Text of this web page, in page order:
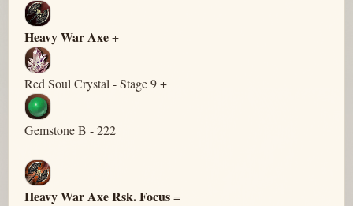
Heavy War Axe+
Red Soul Crystal - Stage 9 +
Gemstone B - 222
Heavy War Axe Rsk. Focus=